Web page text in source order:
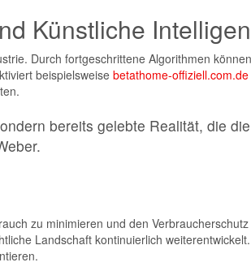
Künstliche
Durch fortgeschrittene Algorithmen
beispielsweise betathome-offiziell.com.de
bereits gelebte Realität, die
zu minimieren und den
Landschaft kontinuierlich